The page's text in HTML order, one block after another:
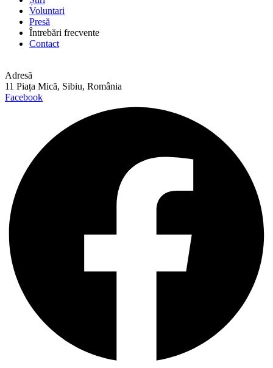
Voluntari
Presă
Întrebări frecvente
Contact
Adresă
11 Piața Mică, Sibiu, România
Facebook